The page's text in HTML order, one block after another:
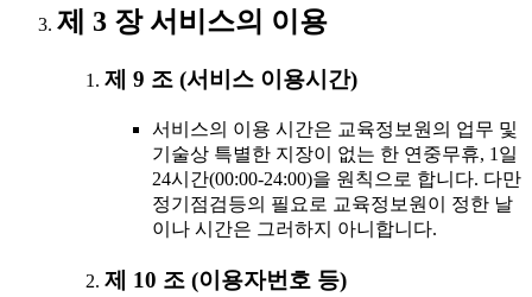
제 3 장 서비스의 이용
제 9 조 (서비스 이용시간)
서비스의 이용 시간은 교육정보원의 업무 및
기술상 특별한 지장이 없는 한 연중무휴, 1일
24시간(00:00-24:00)을 원칙으로 합니다. 다만
정기점검등의 필요로 교육정보원이 정한 날
이나 시간은 그러하지 아니합니다.
제 10 조 (이용자번호 등)